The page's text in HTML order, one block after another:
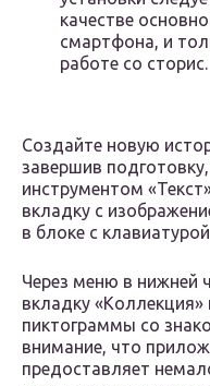
качестве
смартфона, и
работе со сторис.
Создайте новую
завершив
инструментом
вкладку с
в блоке с
Через меню в нижней
вкладку «Коллекция»
пиктограммы со
внимание, что
предоставляет